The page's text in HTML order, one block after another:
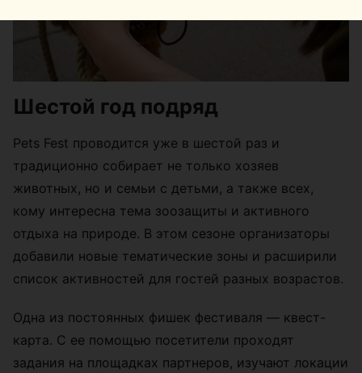
Шестой год подряд
Pets Fest проводится уже в шестой раз и
традиционно собирает не только хозяев
животных, но и семьи с детьми, а также всех,
кому интересна тема зоозащиты и активного
отдыха на природе. В этом сезоне организаторы
добавили новые тематические зоны и расширили
список активностей для гостей разных возрастов.
Одна из постоянных фишек фестиваля — квест-
карта. С ее помощью посетители проходят
задания на площадках партнеров, изучают локации